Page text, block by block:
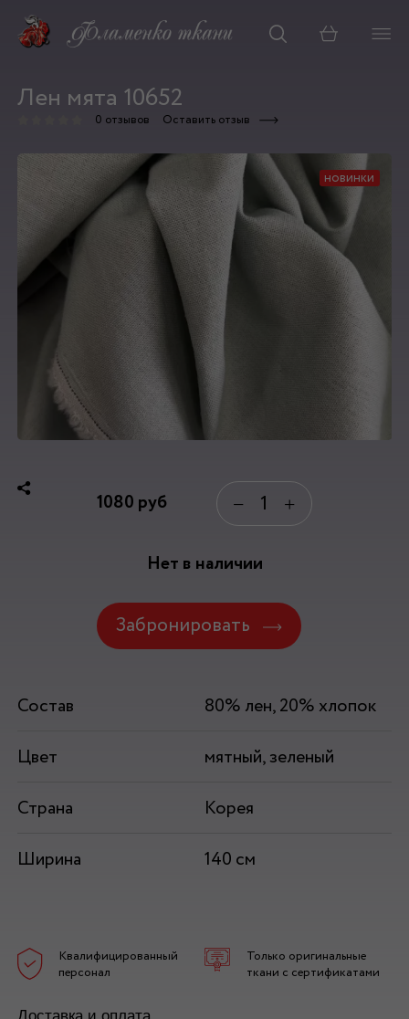
Корзина
Лен мята 10652
0 отзывов Оставить отзыв
новинки
1080 руб − +
Нет в наличии
Забронировать
Состав
80% лен, 20% хлопок
Цвет
мятный, зеленый
Страна
Корея
Ширина
140 см
Квалифицированный
персонал
Только оригинальные
ткани с сертификатами